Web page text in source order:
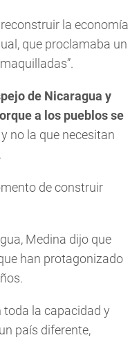
la economía
que proclamaba un
de Nicaragua y
a los pueblos se
no la que necesitan
de construir
Medina dijo que
han protagonizado
toda la capacidad y
país diferente,